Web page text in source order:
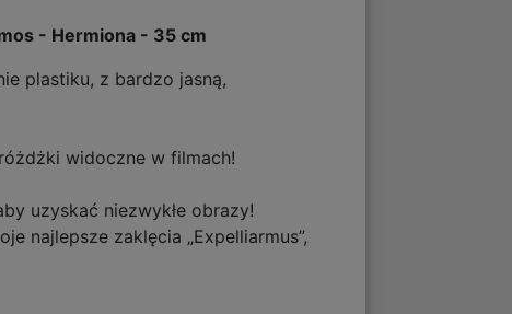
- Hermiona - 35 cm
plastiku, z bardzo jasną,
widoczne w filmach!
uzyskać niezwykłe obrazy!
najlepsze zaklęcia „Expelliarmus”,